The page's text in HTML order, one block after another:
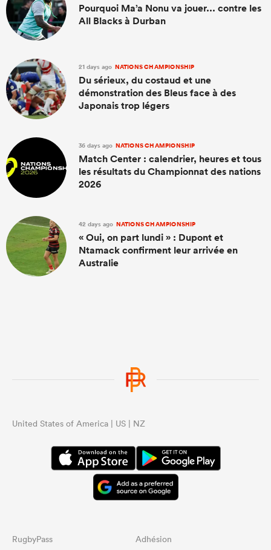
Pourquoi Ma’a Nonu va jouer... contre les
All Blacks à Durban
21 days ago NATIONS CHAMPIONSHIP
Du sérieux, du costaud et une
démonstration des Bleus face à des
Japonais trop légers
36 days ago NATIONS CHAMPIONSHIP
Match Center : calendrier, heures et tous
les résultats du Championnat des nations
2026
42 days ago NATIONS CHAMPIONSHIP
« Oui, on part lundi » : Dupont et
Ntamack confirment leur arrivée en
Australie
United States of America | US | NZ
RugbyPass Adhésion